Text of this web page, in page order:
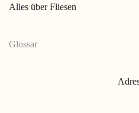
Alles über Fliesen
Glossar